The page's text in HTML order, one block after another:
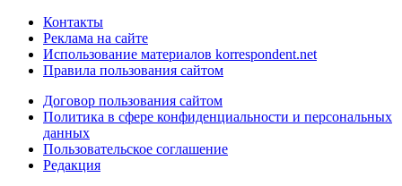
Контакты
Реклама на сайте
Использование материалов korrespondent.net
Правила пользования сайтом
Договор пользования сайтом
Политика в сфере конфиденциальности и персональных
данных
Пользовательское соглашение
Редакция